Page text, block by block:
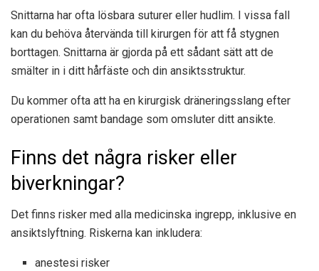
Snittarna har ofta lösbara suturer eller hudlim. I vissa fall
kan du behöva återvända till kirurgen för att få stygnen
borttagen. Snittarna är gjorda på ett sådant sätt att de
smälter in i ditt hårfäste och din ansiktsstruktur.
Du kommer ofta att ha en kirurgisk dräneringsslang efter
operationen samt bandage som omsluter ditt ansikte.
Finns det några risker eller
biverkningar?
Det finns risker med alla medicinska ingrepp, inklusive en
ansiktslyftning. Riskerna kan inkludera:
anestesi risker